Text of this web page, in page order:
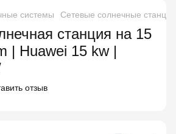
системы Сетевые солнечные станции
станция на 15
| Huawei 15 kw |
отзыв